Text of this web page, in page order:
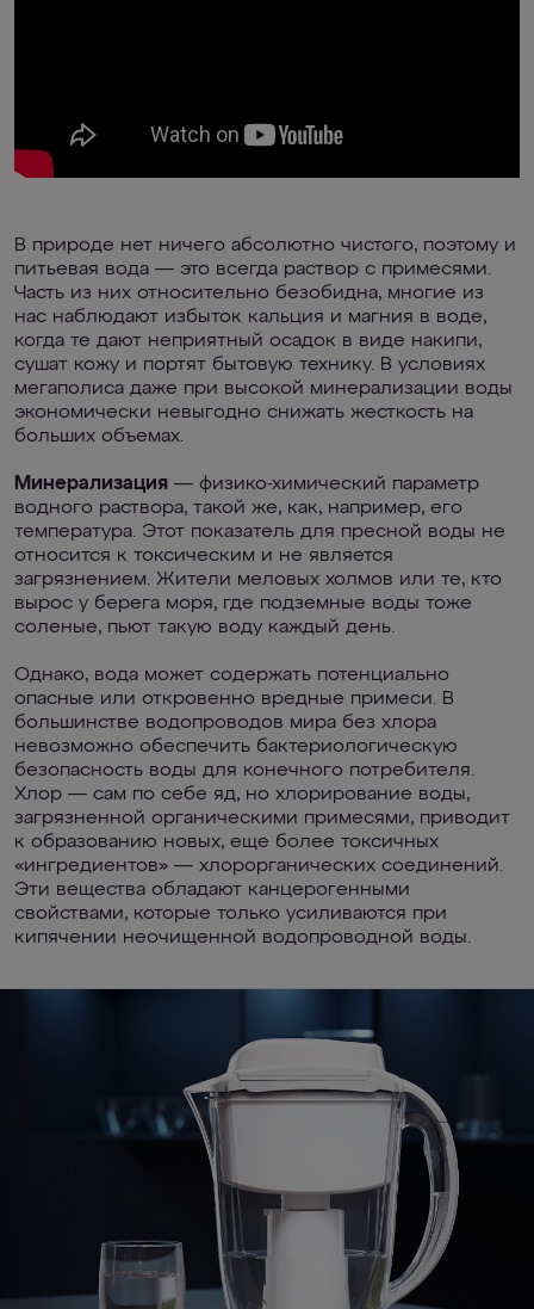
В природе нет ничего абсолютно чистого, поэтому и
питьевая вода — это всегда раствор с примесями.
Часть из них относительно безобидна, многие из
нас наблюдают избыток кальция и магния в воде,
когда те дают неприятный осадок в виде накипи,
сушат кожу и портят бытовую технику. В условиях
мегаполиса даже при высокой минерализации воды
экономически невыгодно снижать жесткость на
больших объемах.
Минерализация — физико-химический параметр
водного раствора, такой же, как, например, его
температура. Этот показатель для пресной воды не
относится к токсическим и не является
загрязнением. Жители меловых холмов или те, кто
вырос у берега моря, где подземные воды тоже
соленые, пьют такую воду каждый день.
Однако, вода может содержать потенциально
опасные или откровенно вредные примеси. В
большинстве водопроводов мира без хлора
невозможно обеспечить бактериологическую
безопасность воды для конечного потребителя.
Хлор — сам по себе яд, но хлорирование воды,
загрязненной органическими примесями, приводит
к образованию новых, еще более токсичных
«ингредиентов» — хлорорганических соединений.
Эти вещества обладают канцерогенными
свойствами, которые только усиливаются при
кипячении неочищенной водопроводной воды.